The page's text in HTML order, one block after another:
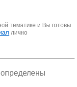
тематике и Вы готовы
лично